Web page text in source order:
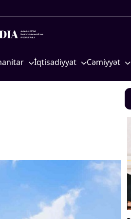
Diasporu
İqtisadiyyat
Hərbi sənaye
Telekommunikasiya və
nəqliyyat
COP29
Cəmiyyət
Məhkəmə
Gənclər və
Media və QHT